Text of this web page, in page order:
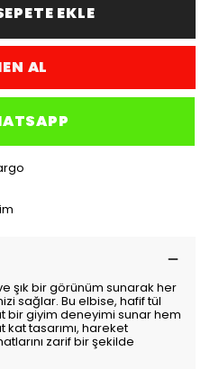
EKLE
AL
şık bir görünüm sunarak her
sağlar. Bu elbise, hafif tül
bir giyim deneyimi sunar hem
kat tasarımı, hareket
zarif bir şekilde